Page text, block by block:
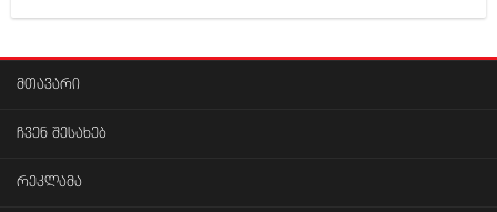
ივლისი 2018 (223)
აპრილი 2018 (194)
არქივის ზომის ნახვა
მთავარი
ჩვენ შესახებ
რეკლამა